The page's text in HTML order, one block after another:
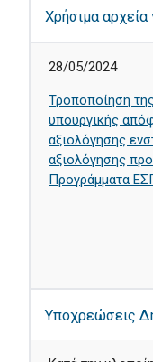
Χρήσιμα αρχεία
28/05/2024
Τροποποίηση
υπουργικής
αξιολόγησης
αξιολόγησης
Προγράμματα
Υποχρεώσεις